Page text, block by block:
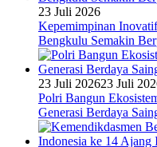
23 Juli 2026
Kepemimpinan
Bengkulu Semakin
23 Juli 202623 Juli
Polri Bangun
Generasi Berdaya